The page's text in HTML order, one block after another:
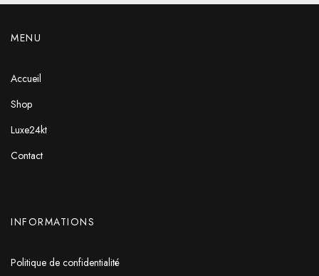
MENU
Accueil
Shop
Luxe24kt
Contact
INFORMATIONS
Politique de confidentialité